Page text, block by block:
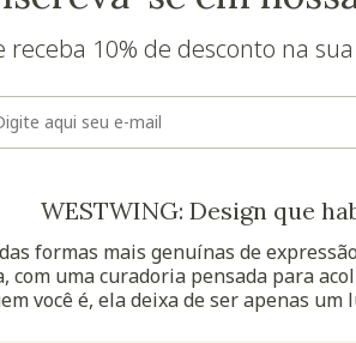
receba 10% de desconto na
WESTWING: Design que
formas mais genuínas de
com uma curadoria pensada para
você é, ela deixa de ser apenas